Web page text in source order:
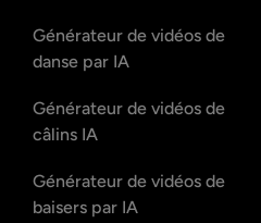
Générateur de vidéos de
danse par IA
Générateur de vidéos de
câlins IA
Générateur de vidéos de
baisers par IA